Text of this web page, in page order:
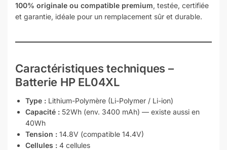
100% originale ou compatible premium, testée, certifiée
et garantie, idéale pour un remplacement sûr et durable.
Caractéristiques techniques –
Batterie HP EL04XL
Type : Lithium-Polymère (Li-Polymer / Li-ion)
Capacité : 52Wh (env. 3400 mAh) — existe aussi en
40Wh
Tension : 14.8V (compatible 14.4V)
Cellules : 4 cellules